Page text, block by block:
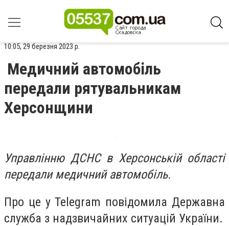
10:05, 29 березня 2023 р.
Медичний автомобіль
передали рятувальникам
Херсонщини
Управлінню ДСНС в Херсонській області
передали медичний автомобіль.
Про це у Telegram повідомила Державна
служба з надзвичайних ситуацій України.